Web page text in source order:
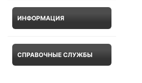
ИНФОРМАЦИЯ
СПРАВОЧНЫЕ СЛУЖБЫ